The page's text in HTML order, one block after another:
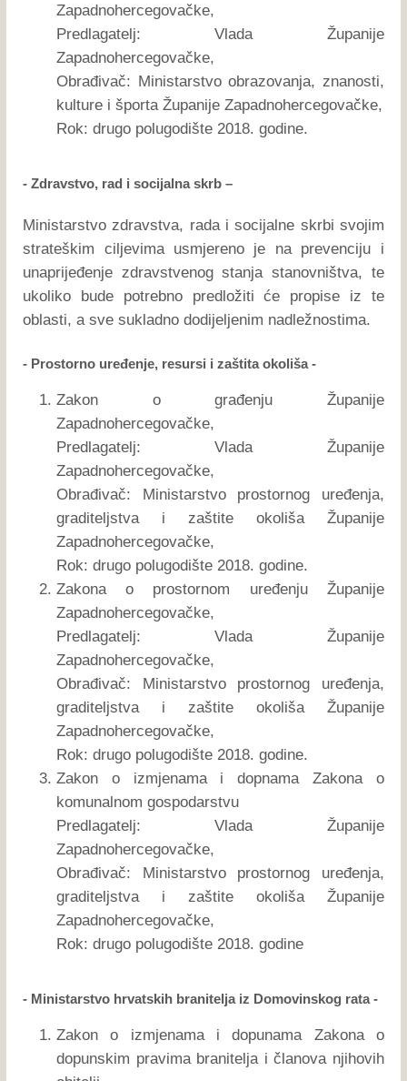
Zapadnohercegovačke,
Predlagatelj: Vlada Županije
Zapadnohercegovačke,
Obrađivač: Ministarstvo obrazovanja, znanosti,
kulture i športa Županije Zapadnohercegovačke,
Rok: drugo polugodište 2018. godine.
- Zdravstvo, rad i socijalna skrb –
Ministarstvo zdravstva, rada i socijalne skrbi svojim
strateškim ciljevima usmjereno je na prevenciju i
unaprijeđenje zdravstvenog stanja stanovništva, te
ukoliko bude potrebno predložiti će propise iz te
oblasti, a sve sukladno dodijeljenim nadležnostima.
- Prostorno uređenje, resursi i zaštita okoliša -
Zakon o građenju Županije
Zapadnohercegovačke,
Predlagatelj: Vlada Županije
Zapadnohercegovačke,
Obrađivač: Ministarstvo prostornog uređenja,
graditeljstva i zaštite okoliša Županije
Zapadnohercegovačke,
Rok: drugo polugodište 2018. godine.
Zakona o prostornom uređenju Županije
Zapadnohercegovačke,
Predlagatelj: Vlada Županije
Zapadnohercegovačke,
Obrađivač: Ministarstvo prostornog uređenja,
graditeljstva i zaštite okoliša Županije
Zapadnohercegovačke,
Rok: drugo polugodište 2018. godine.
Zakon o izmjenama i dopnama Zakona o
komunalnom gospodarstvu
Predlagatelj: Vlada Županije
Zapadnohercegovačke,
Obrađivač: Ministarstvo prostornog uređenja,
graditeljstva i zaštite okoliša Županije
Zapadnohercegovačke,
Rok: drugo polugodište 2018. godine
- Ministarstvo hrvatskih branitelja iz Domovinskog rata -
Zakon o izmjenama i dopunama Zakona o
dopunskim pravima branitelja i članova njihovih